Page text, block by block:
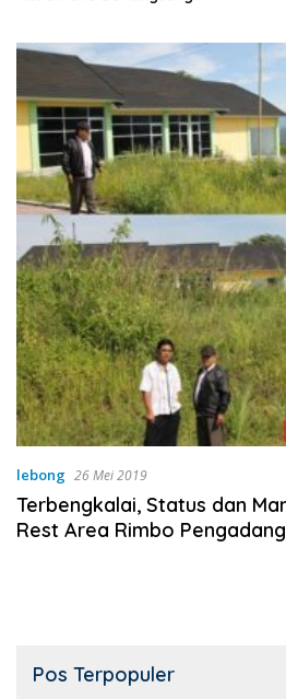
lebong 26 Mei 2019
Terbengkalai, Status dan
Rest Area Rimbo
Pos Terpopuler